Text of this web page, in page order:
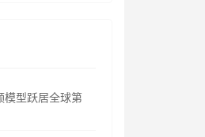
模型跃居全球第